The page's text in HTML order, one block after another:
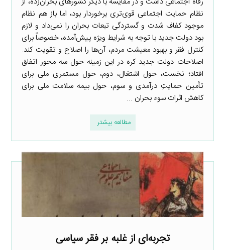
نظام حمایت اجتماعی قوی‌تری برخوردار بود، اما باز هم نظام
موجود کفاف شدت و گستردگی تبعات بحران را نمی‌داد و لازم
بود دولت جدید با توجه به شرایط ویژه پیش‌آمده، خصوصاً برای
کنترل فقر و بهبود معیشت مردم، آن‌ها را اصلاح و تقویت کند.
اصلاحات دولت جدید کره در این زمینه حول سه محور اتفاق
افتاد؛ نخست، حول اشتغال، دوم، حول مستمری ملی برای
تأمین حمایتِ درآمدی و سوم، حول بیمه سلامت ملی برای
کاهش اثرات سوء بحران ...
مطالعه بیشتر
تجربه‌ای از غلبه بر فقر سیاسی